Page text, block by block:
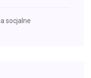
socjalne